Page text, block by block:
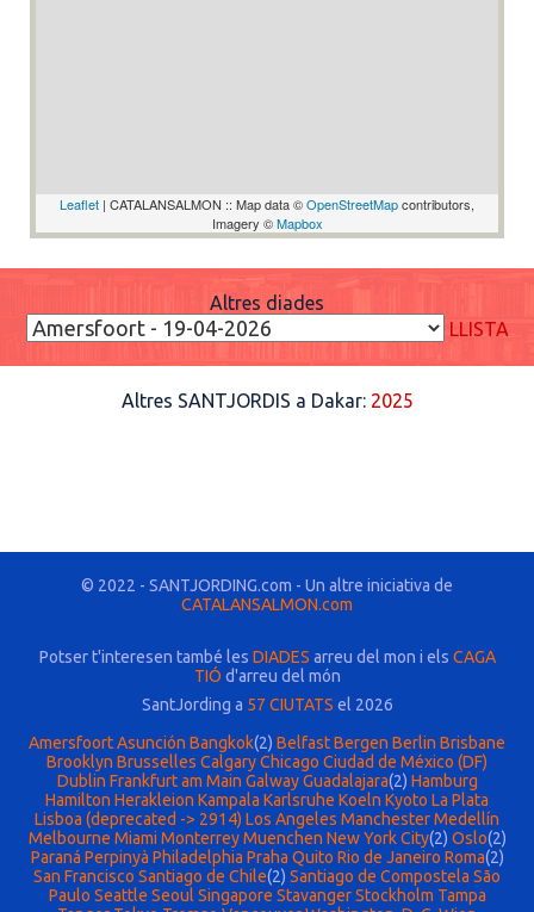
Leaflet | CATALANSALMON :: Map data ©OpenStreetMapcontributors,
Imagery ©Mapbox
Altres diades
LLISTA
Altres SANTJORDIS a Dakar: 2025
© 2022 - SANTJORDING.com - Un altre iniciativa de
CATALANSALMON.com
Potser t'interesen també les DIADES arreu del mon i els CAGA
TIÓ d'arreu del món
SantJording a 57 CIUTATS el 2026
AmersfoortAsunción Bangkok(2) BelfastBergen Berlin Brisbane
Brooklyn Brusselles CalgaryChicago Ciudad de México (DF)
Dublin Frankfurt am Main Galway Guadalajara(2) Hamburg
Hamilton Herakleion Kampala Karlsruhe Koeln Kyoto La Plata
Lisboa (deprecated -> 2914) Los Angeles ManchesterMedellín
Melbourne Miami Monterrey Muenchen New York City(2) Oslo(2)
Paraná Perpinyà Philadelphia Praha Quito Rio de Janeiro Roma(2)
San Francisco Santiago de Chile(2) Santiago de Compostela São
Paulo Seattle Seoul Singapore Stavanger Stockholm Tampa